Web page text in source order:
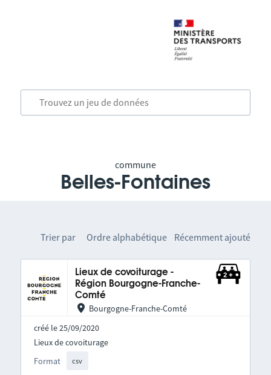
commune
Belles-Fontaines
Trier par Ordre alphabétique Récemment ajouté
Lieux de covoiturage -
Région Bourgogne-Franche-
Comté
Bourgogne-Franche-Comté
créé le 25/09/2020
Format csv
Lieux de covoiturage